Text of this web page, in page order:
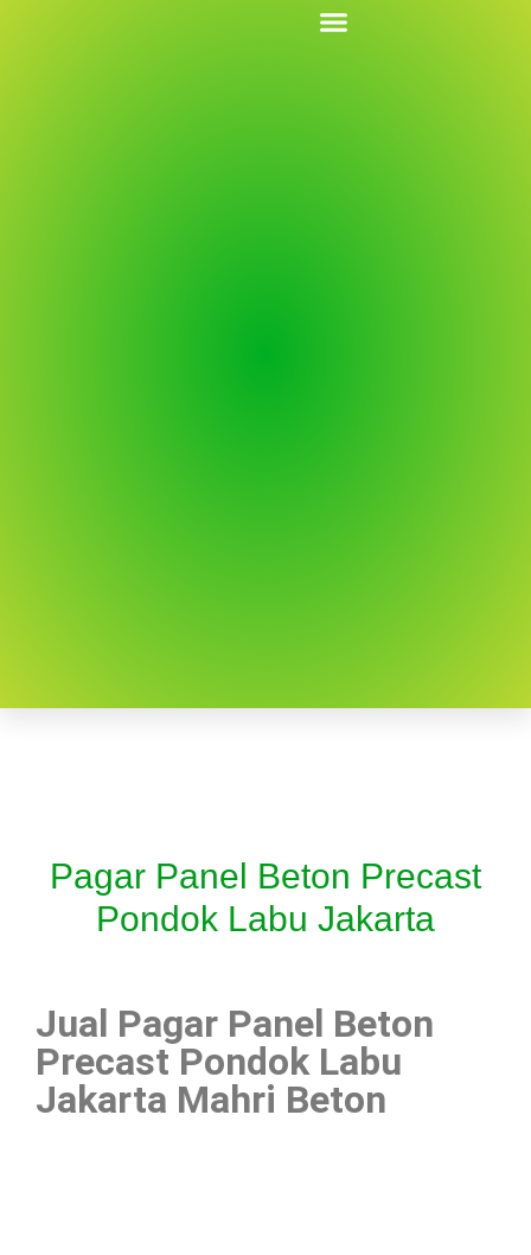
Pagar Panel Beton Precast
Pondok Labu Jakarta
Jual Pagar Panel Beton
Precast Pondok Labu
Jakarta Mahri Beton